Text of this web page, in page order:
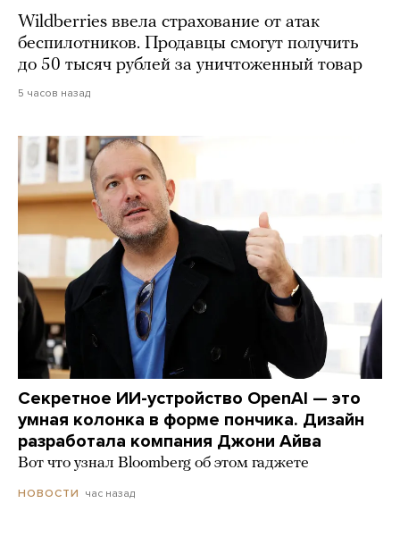
Wildberries ввела страхование от атак
беспилотников. Продавцы смогут получить
до 50 тысяч рублей за уничтоженный товар
5 часов назад
Секретное ИИ-устройство OpenAI — это
умная колонка в форме пончика. Дизайн
разработала компания Джони Айва
Вот что узнал Bloomberg об этом гаджете
НОВОСТИ час назад